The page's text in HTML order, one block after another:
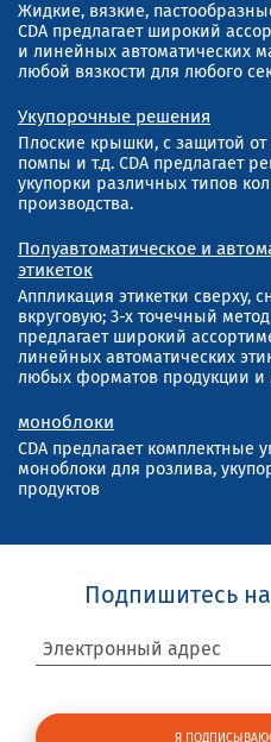
Жидкие, вязкие,
CDA предлагает широкий
и линейных автоматических
любой вязкости для любого
Укупорочные решения
Плоские крышки, с защитой
помпы и т.д. CDA предлагает
укупорки различных типов
производства.
Полуавтоматическое и
этикеток
Аппликация этикетки сверху,
вкруговую; 3-х точечный
предлагает широкий
линейных автоматических
любых форматов продукции и
моноблоки
CDA предлагает комплектные
моноблоки для розлива,
продуктов
Подпишитесь
Электронный адрес